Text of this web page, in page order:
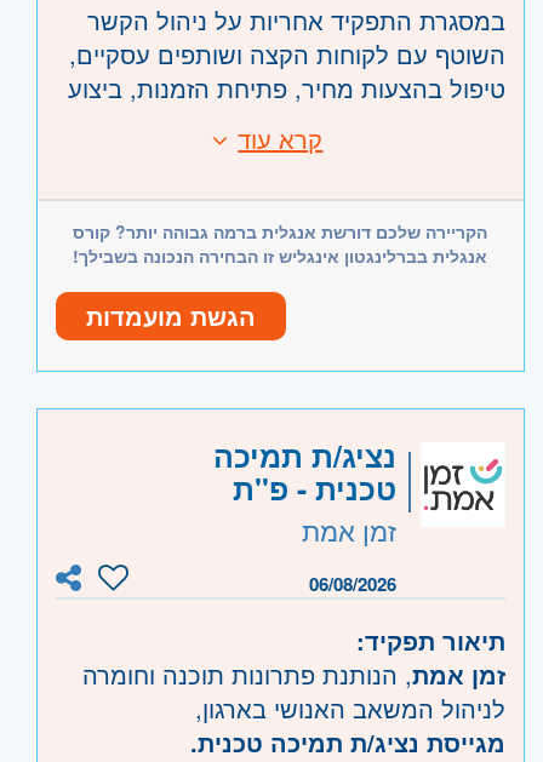
רחובות, יבנה
במסגרת התפקיד אחריות על ניהול הקשר
השוטף עם לקוחות הקצה ושותפים עסקיים,
טיפול בהצעות מחיר, פתיחת הזמנות, ביצוע
Priority וממשקי עבודה עם מחלקות כספים,
IT ותמיכה טכנית, בסביבה מקצועית
ניסיון קודם בתפקידי אדמיניסטרציה או
שירות לקוחות – חובה
אנגלית ברמה גבוהה – חובה
שליטה ביישומי מחשב – יתרון
יכולת עבודה בצוות, תודעת שירות גבוהה,
למידה עצמאית, יכולת עבודה בריבוי
משימות והתמודדות עם מצבי לחץ.
קוד משרה:37113
אזור: מרכז
- תל אביב, פתח תקווה, רמת גן
וגבעתיים, בקעת אונו וגבעת שמואל, חולון
שרון- רעננה, כפר סבא והוד השרון, ראש
העין, הרצליה ורמת השרון
קרא עוד
הקריירה שלכם דורשת אנגלית ברמה גבוהה יותר? קורס
אנגלית בברלינגטון אינגליש זו הבחירה הנכונה בשבילך!
הגשת מועמדות
נציג/ת תמיכה
טכנית - פ"ת
זמן אמת
06/08/2026
תיאור תפקיד:
זמן אמת, הנותנת פתרונות תוכנה וחומרה
לניהול המשאב האנושי בארגון,
מגייסת נציג/ת תמיכה טכנית.